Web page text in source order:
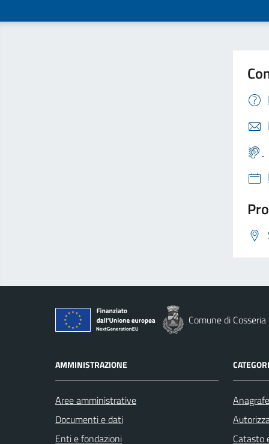
Comune di Cosseria
AMMINISTRAZIONE
Aree amministrative
Documenti e dati
Enti e fondazioni
Catasto